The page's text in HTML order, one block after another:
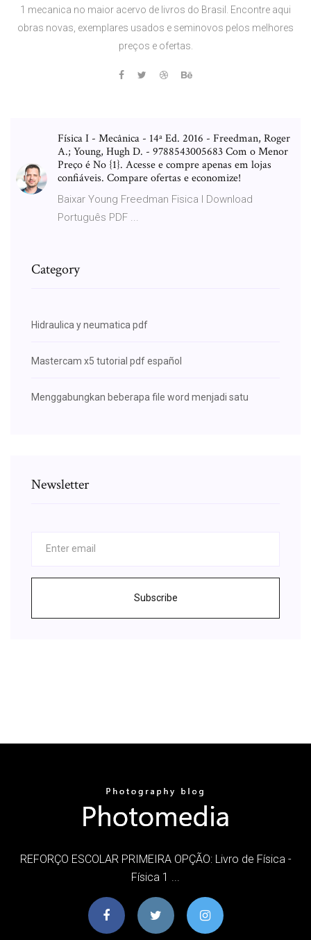
1 mecanica no maior acervo de livros do Brasil. Encontre aqui
obras novas, exemplares usados e seminovos pelos melhores
preços e ofertas.
Física I - Mecânica - 14ª Ed. 2016 - Freedman, Roger
A.; Young, Hugh D. - 9788543005683 Com o Menor
Preço é No {1}. Acesse e compre apenas em lojas
confiáveis. Compare ofertas e economize!
Baixar Young Freedman Fisica I Download
Português PDF ...
Category
Hidraulica y neumatica pdf
Mastercam x5 tutorial pdf español
Menggabungkan beberapa file word menjadi satu
Newsletter
Subscribe
REFORÇO ESCOLAR PRIMEIRA OPÇÃO: Livro de Física -
Física 1 ...